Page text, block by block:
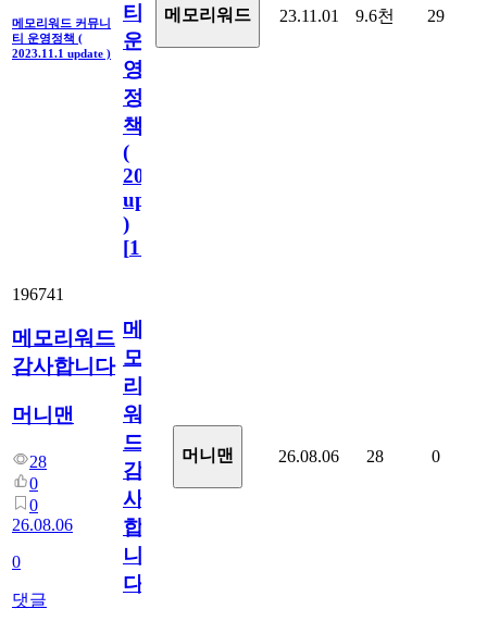
메모리워드 커뮤니
티 운영정책 (
2023.11.1 update )
티
운
영
정
책
(
2023.11.1
update
)
[110
메모리워드 23.11.01 9.6천 29
196741
메모리워드
감사합니다
머니맨
28
0
0
26.08.06
0
댓글
메
모
리
워
드
감
사
합
니
다
머니맨 26.08.06 28 0